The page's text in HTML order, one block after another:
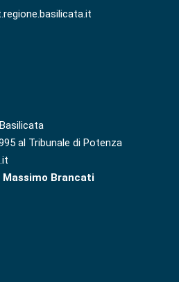
al Tribunale di Potenza
Massimo Brancati